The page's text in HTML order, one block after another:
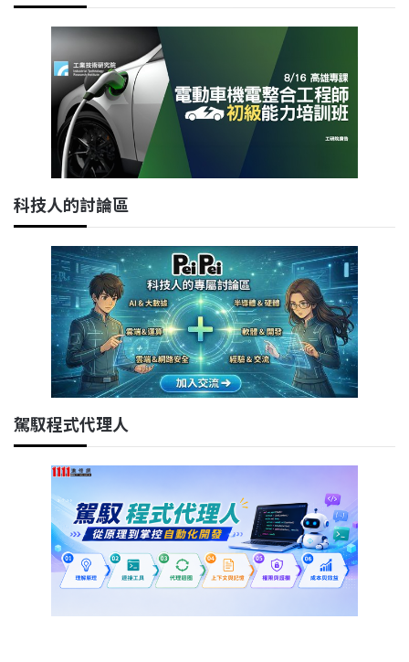
科技人的討論區
駕馭程式代理人